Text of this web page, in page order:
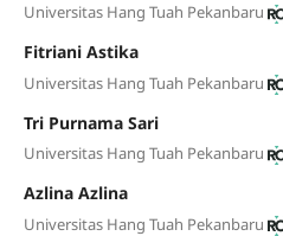
Universitas Hang Tuah Pekanbaru
Fitriani Astika
Universitas Hang Tuah Pekanbaru
Tri Purnama Sari
Universitas Hang Tuah Pekanbaru
Azlina Azlina
Universitas Hang Tuah Pekanbaru